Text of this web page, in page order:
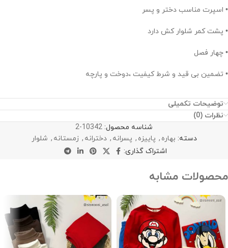
• اسپرت مناسب دختر و پسر
• پشت کمر شلوار کش دارد
• چهار فصل
• تضمین بی قید و شرط کیفیت ،دوخت و پارچه
توضیحات تکمیلی
نظرات (0)
شناسه محصول: 10342-2
دسته: بهاره , پاییزه , پسرانه , دخترانه , زمستانه , شلوار
اشتراک گذاری:
محصولات مشابه